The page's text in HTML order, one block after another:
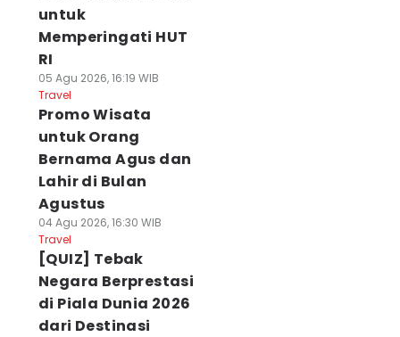
untuk
Memperingati HUT
RI
05 Agu 2026, 16:19 WIB
Travel
Promo Wisata
untuk Orang
Bernama Agus dan
Lahir di Bulan
Agustus
04 Agu 2026, 16:30 WIB
Travel
[QUIZ] Tebak
Negara Berprestasi
di Piala Dunia 2026
dari Destinasi